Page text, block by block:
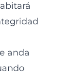
anda